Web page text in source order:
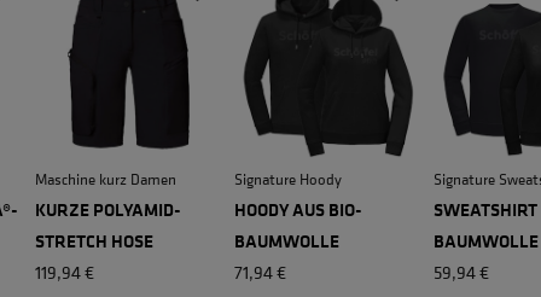
+
3
Maschine kurz Damen
KURZE POLYAMID-
STRETCH HOSE
119,94 €
Signature Hoody
HOODY AUS BIO-
BAUMWOLLE
71,94 €
Signature
BAUMWOLLE
59,94 €